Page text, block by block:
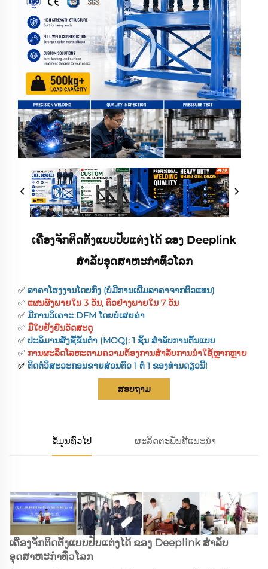
ເຄື່ອງຈັກຕິດຕັ້ງແບບປັບແຕ່ງໄດ້ ຂອງ Deeplink
ສຳລັບອຸດສາຫະກຳທົ່ວໂລກ
✅ ລາຄາໂຮງງານໂດຍກົງ (ບໍ່ມີການເພີ່ມລາຄາຈາກຕົວແທນ)
✅ ແຜນຜັງພາຍໃນ 3 ວັນ, ຕົວຢ່າງພາຍໃນ 7 ວັນ
✅ ມີການວິເຄາະ DFM ໂດຍບໍ່ເສຍຄ່າ
✅ ມີໃບຢັ້ງຢືນວັດສະດຸ
✅ ປະລິມານສັ່ງຊື້ຂັ້ນຕ່ຳ (MOQ): 1 ຊິ້ນ ສຳລັບການຕົ້ນແບບ
✅ ການຜະລິດໂລຫະຕາມຄວາມຕ້ອງການສຳລັບການນຳໃຊ້ຫຼາກຫຼາຍ
✅ ຕິດຕໍ່ວິສະວະກອນຂາຍສ່ວນຕົວ 1 ຕໍ່ 1 ຂອງທ່ານດຽວນີ້!
ສອບຖາມ
ຂໍ້ມູນທົ່ວໄປ ຜະລິດຕະພັນທີ່ແນະນຳ
ເຄື່ອງຈັກຕິດຕັ້ງແບບປັບແຕ່ງໄດ້ ຂອງ Deeplink ສຳລັບ
ອຸດສາຫະກຳທົ່ວໂລກ